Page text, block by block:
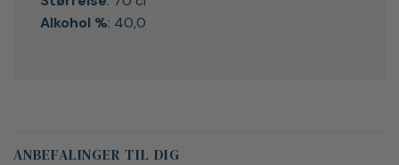
Alkohol %: 40,0
ANBEFALINGER TIL DIG